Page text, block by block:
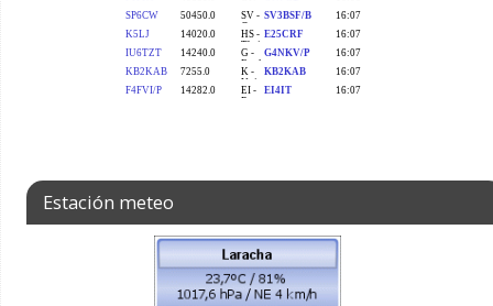
Estación meteo